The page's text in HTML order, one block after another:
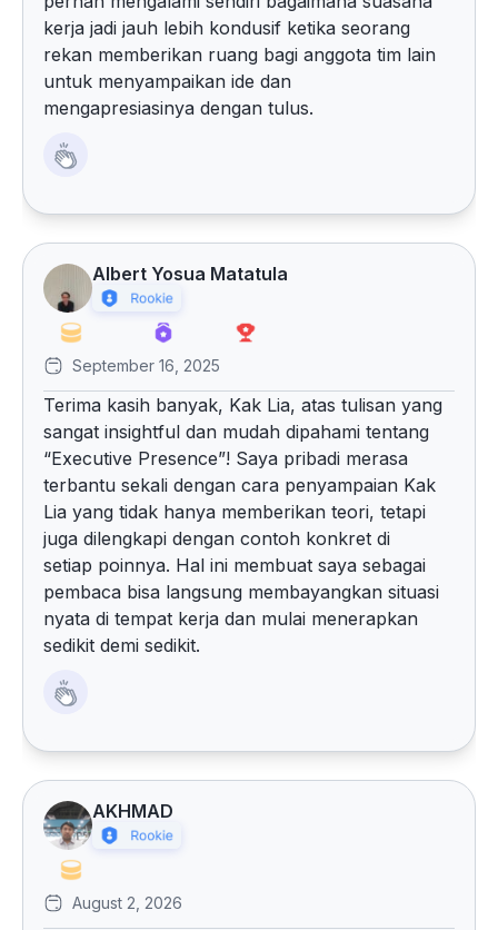
kerja jadi jauh lebih kondusif ketika seorang
rekan memberikan ruang bagi anggota tim lain
untuk menyampaikan ide dan
mengapresiasinya dengan tulus.
Albert Yosua Matatula
September 16, 2025
Terima kasih banyak, Kak Lia, atas tulisan yang
sangat insightful dan mudah dipahami tentang
“Executive Presence”! Saya pribadi merasa
terbantu sekali dengan cara penyampaian Kak
Lia yang tidak hanya memberikan teori, tetapi
juga dilengkapi dengan contoh konkret di
setiap poinnya. Hal ini membuat saya sebagai
pembaca bisa langsung membayangkan situasi
nyata di tempat kerja dan mulai menerapkan
sedikit demi sedikit.
AKHMAD
August 2, 2026